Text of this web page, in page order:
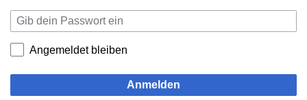
Angemeldet bleiben
Anmelden